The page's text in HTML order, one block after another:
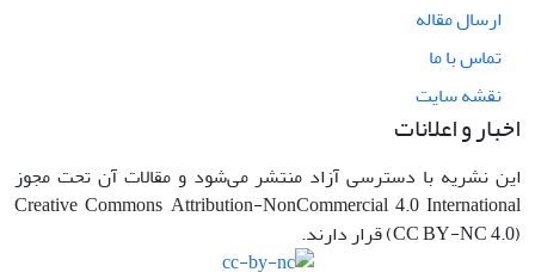
ارسال مقاله
تماس با ما
نقشه سایت
اخبار و اعلانات
این نشریه با دسترسی آزاد منتشر می‌شود و مقالات آن تحت مجوز
Creative Commons Attribution-NonCommercial 4.0 International
(CC BY-NC 4.0) قرار دارند.